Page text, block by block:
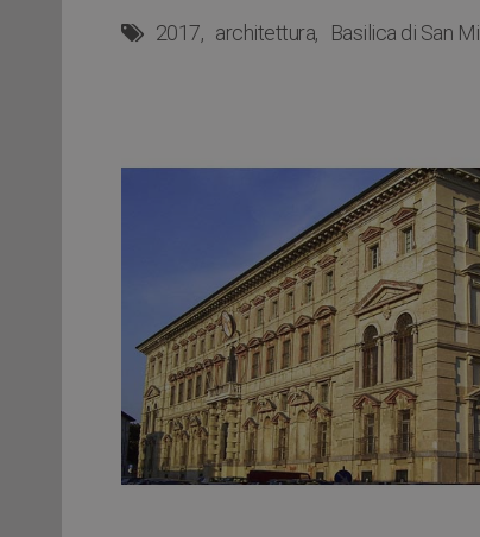
2017 architettura Basilica di San